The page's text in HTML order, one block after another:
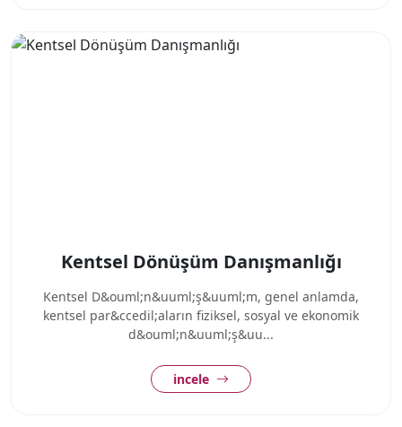
Kentsel Dönüşüm Danışmanlığı
Kentsel D&ouml;n&uuml;ş&uuml;m, genel anlamda,
kentsel par&ccedil;aların fiziksel, sosyal ve ekonomik
d&ouml;n&uuml;ş&uu...
incele